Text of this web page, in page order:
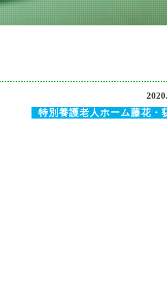
特別養護老人ホーム藤花・